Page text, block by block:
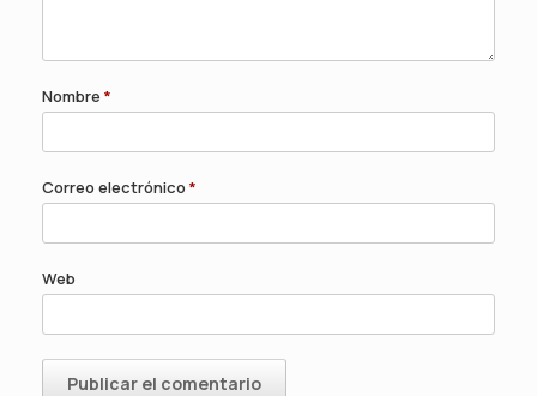
Nombre *
Correo electrónico *
Web